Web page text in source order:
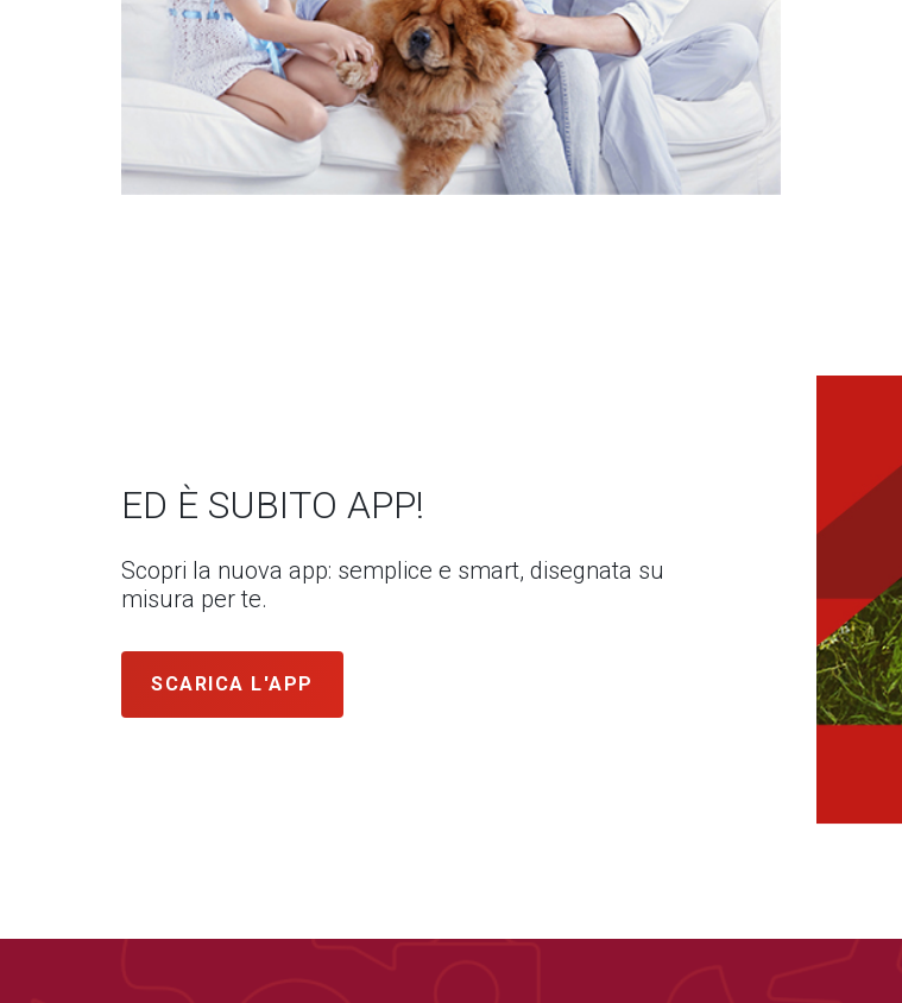
ED È SUBITO APP!
Scopri la nuova app: semplice e smart, disegnata su
misura per te.
SCARICA L'APP